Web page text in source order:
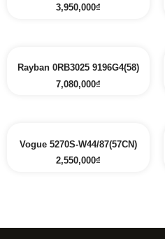
3,950,000₫
Rayban 0RB3025 9196G4(58)
7,080,000₫
Vogue 5270S-W44/87(57CN)
2,550,000₫